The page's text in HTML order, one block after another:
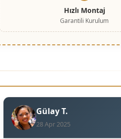
Hızlı Montaj
Garantili Kurulum
Gülay T.
28 Apr 2025